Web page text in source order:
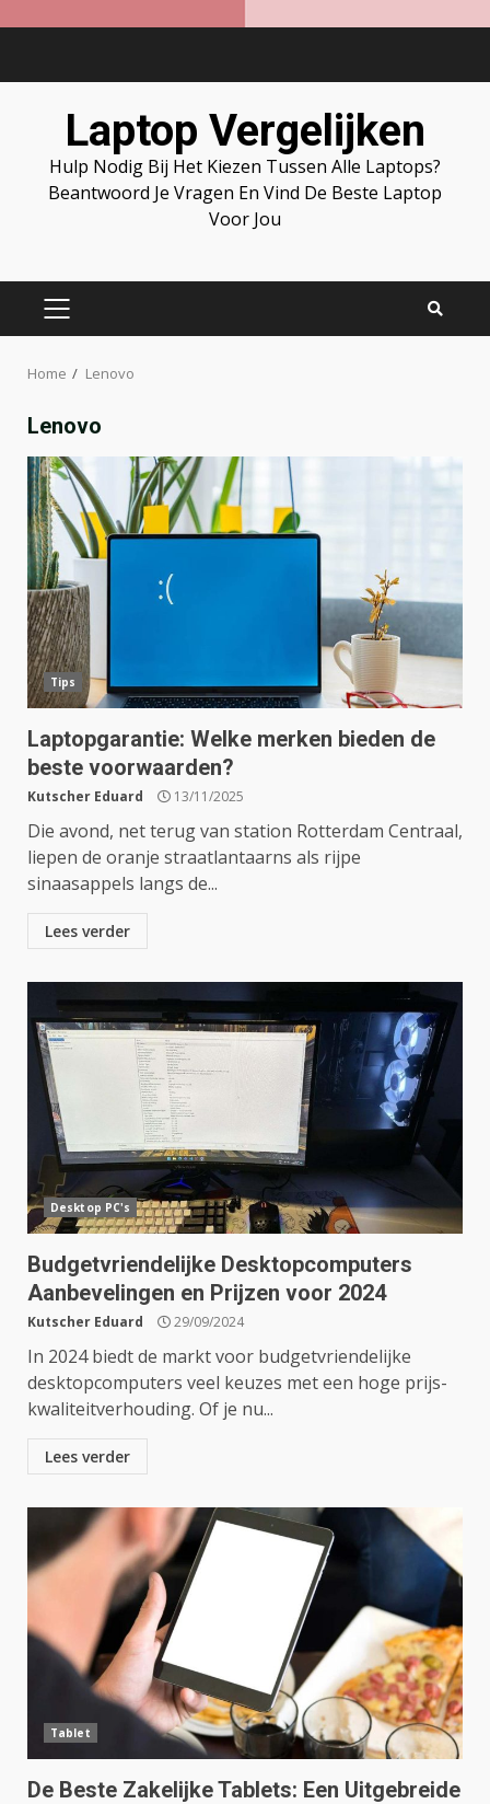
Laptop Vergelijken
Hulp Nodig Bij Het Kiezen Tussen Alle Laptops?
Beantwoord Je Vragen En Vind De Beste Laptop
Voor Jou
PRIMARY
Home Lenovo
Lenovo
Tips
Laptopgarantie: Welke merken bieden de
beste voorwaarden?
Kutscher Eduard 13/11/2025
Die avond, net terug van station Rotterdam Centraal,
liepen de oranje straatlantaarns als rijpe
sinaasappels langs de...
Lees verder
Desktop PC's
Budgetvriendelijke Desktopcomputers
Aanbevelingen en Prijzen voor 2024
Kutscher Eduard 29/09/2024
In 2024 biedt de markt voor budgetvriendelijke
desktopcomputers veel keuzes met een hoge prijs-
kwaliteitverhouding. Of je nu...
Lees verder
Tablet
De Beste Zakelijke Tablets: Een Uitgebreide